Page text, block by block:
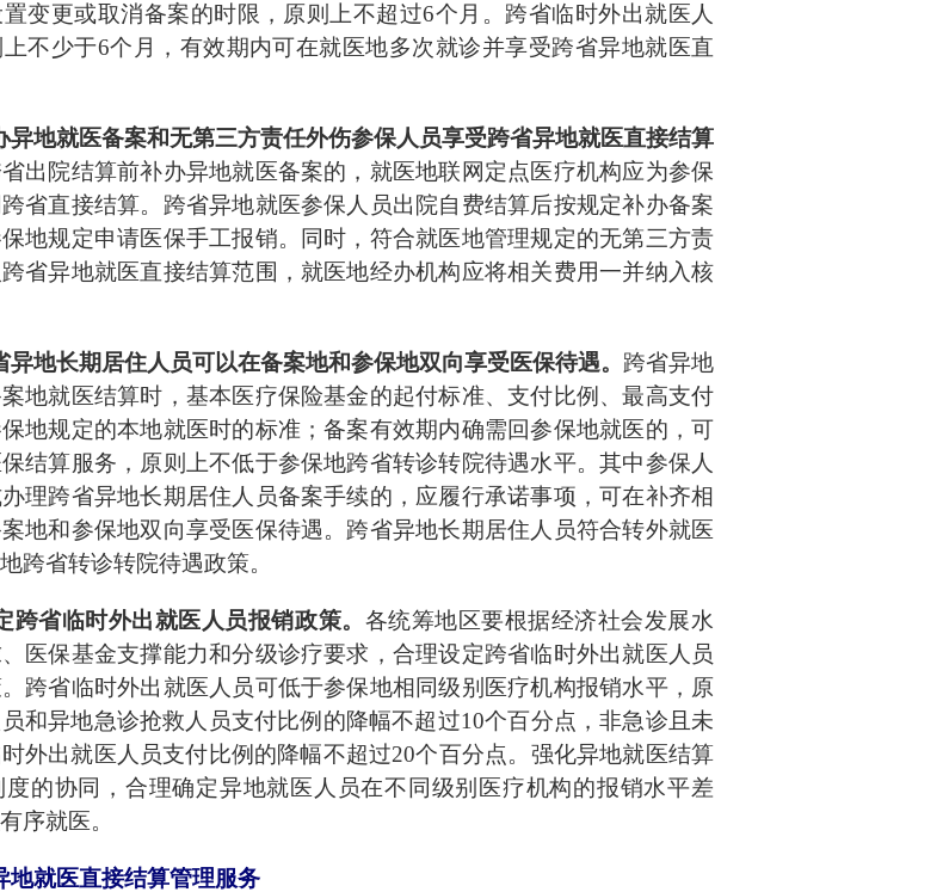
变更或取消备案的时限，原则上不超过6个月。跨省临时外出就医人
不少于6个月，有效期内可在就医地多次就诊并享受跨省异地就医直
异地就医备案和无第三方责任外伤参保人员享受跨省异地就医直接结算
出院结算前补办异地就医备案的，就医地联网定点医疗机构应为参保
省直接结算。跨省异地就医参保人员出院自费结算后按规定补办备案
地规定申请医保手工报销。同时，符合就医地管理规定的无第三方责
省异地就医直接结算范围，就医地经办机构应将相关费用一并纳入核
异地长期居住人员可以在备案地和参保地双向享受医保待遇。 跨省异地
地就医结算时，基本医疗保险基金的起付标准、支付比例、最高支付
地规定的本地就医时的标准；备案有效期内确需回参保地就医的，可
结算服务，原则上不低于参保地跨省转诊转院待遇水平。其中参保人
理跨省异地长期居住人员备案手续的，应履行承诺事项，可在补齐相
地和参保地双向享受医保待遇。跨省异地长期居住人员符合转外就医
跨省转诊转院待遇政策。
跨省临时外出就医人员报销政策。 各统筹地区要根据经济社会发展水
医保基金支撑能力和分级诊疗要求，合理设定跨省临时外出就医人员
跨省临时外出就医人员可低于参保地相同级别医疗机构报销水平，原
和异地急诊抢救人员支付比例的降幅不超过10个百分点，非急诊且未
外出就医人员支付比例的降幅不超过20个百分点。强化异地就医结算
的协同，合理确定异地就医人员在不同级别医疗机构的报销水平差
序就医。
地就医直接结算管理服务